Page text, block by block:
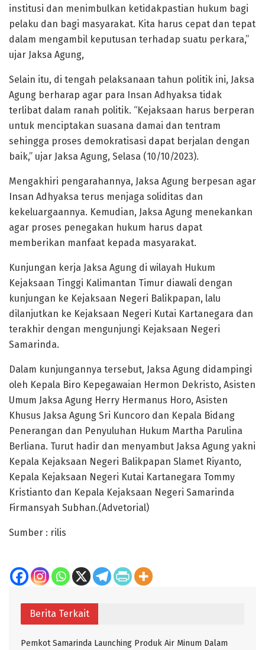
institusi dan menimbulkan ketidakpastian hukum bagi
pelaku dan bagi masyarakat. Kita harus cepat dan tepat
dalam mengambil keputusan terhadap suatu perkara,”
ujar Jaksa Agung,
Selain itu, di tengah pelaksanaan tahun politik ini, Jaksa
Agung berharap agar para Insan Adhyaksa tidak
terlibat dalam ranah politik. “Kejaksaan harus berperan
untuk menciptakan suasana damai dan tentram
sehingga proses demokratisasi dapat berjalan dengan
baik,” ujar Jaksa Agung, Selasa (10/10/2023).
Mengakhiri pengarahannya, Jaksa Agung berpesan agar
Insan Adhyaksa terus menjaga soliditas dan
kekeluargaannya. Kemudian, Jaksa Agung menekankan
agar proses penegakan hukum harus dapat
memberikan manfaat kepada masyarakat.
Kunjungan kerja Jaksa Agung di wilayah Hukum
Kejaksaan Tinggi Kalimantan Timur diawali dengan
kunjungan ke Kejaksaan Negeri Balikpapan, lalu
dilanjutkan ke Kejaksaan Negeri Kutai Kartanegara dan
terakhir dengan mengunjungi Kejaksaan Negeri
Samarinda.
Dalam kunjungannya tersebut, Jaksa Agung didampingi
oleh Kepala Biro Kepegawaian Hermon Dekristo, Asisten
Umum Jaksa Agung Herry Hermanus Horo, Asisten
Khusus Jaksa Agung Sri Kuncoro dan Kepala Bidang
Penerangan dan Penyuluhan Hukum Martha Parulina
Berliana. Turut hadir dan menyambut Jaksa Agung yakni
Kepala Kejaksaan Negeri Balikpapan Slamet Riyanto,
Kepala Kejaksaan Negeri Kutai Kartanegara Tommy
Kristianto dan Kepala Kejaksaan Negeri Samarinda
Firmansyah Subhan.(Advetorial)
Sumber : rilis
Berita Terkait
Pemkot Samarinda Launching Produk Air Minum Dalam